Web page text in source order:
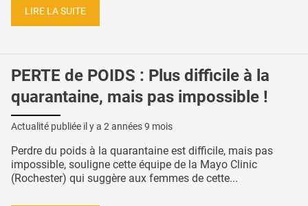
LIRE LA SUITE
PERTE de POIDS : Plus difficile à la
quarantaine, mais pas impossible !
Actualité publiée il y a 2 années 9 mois
Perdre du poids à la quarantaine est difficile, mais pas
impossible, souligne cette équipe de la Mayo Clinic
(Rochester) qui suggère aux femmes de cette...